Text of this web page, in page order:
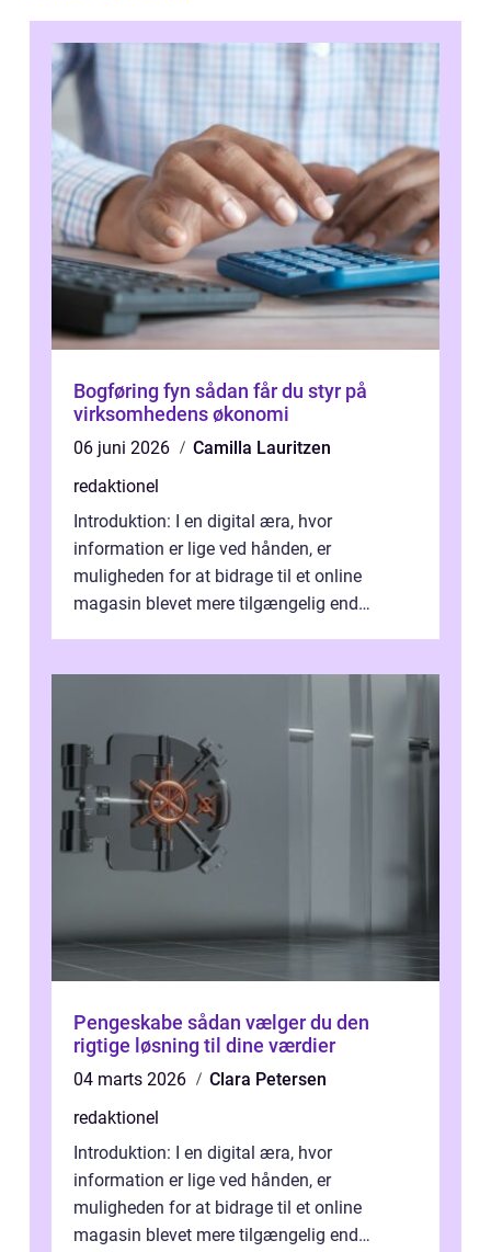
Bogføring fyn sådan får du styr på
virksomhedens økonomi
06 juni 2026
Camilla Lauritzen
redaktionel
Introduktion: I en digital æra, hvor
information er lige ved hånden, er
muligheden for at bidrage til et online
magasin blevet mere tilgængelig end
Pengeskabe sådan vælger du den
rigtige løsning til dine værdier
04 marts 2026
Clara Petersen
redaktionel
Introduktion: I en digital æra, hvor
information er lige ved hånden, er
muligheden for at bidrage til et online
magasin blevet mere tilgængelig end